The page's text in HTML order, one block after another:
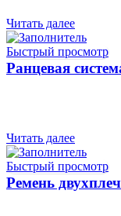
Читать далее
Быстрый просмотр
Ранцевая
Читать далее
Быстрый просмотр
Ремень